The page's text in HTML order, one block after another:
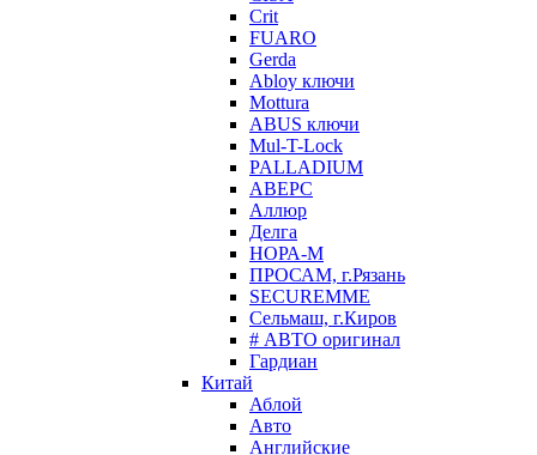
Crit
FUARO
Gerda
Abloy ключи
Mottura
ABUS ключи
Mul-T-Lock
PALLADIUM
АВЕРС
Аллюр
Делга
НОРА-М
ПРОСАМ, г.Рязань
SECUREMME
Сельмаш, г.Киров
# АВТО оригинал
Гардиан
Китай
Аблой
Авто
Английские